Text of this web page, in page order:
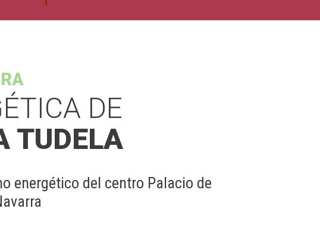
DE
TUDELA
energético del centro Palacio de